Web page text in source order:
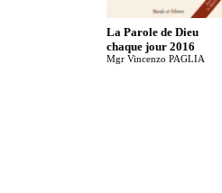
La Parole de Dieu
chaque jour 2016
Mgr Vincenzo PAGLIA